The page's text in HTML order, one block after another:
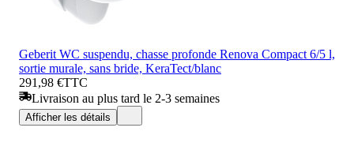
Geberit WC suspendu, chasse profonde Renova Compact 6/5 l,
sortie murale, sans bride, KeraTect/blanc
291,98 €TTC
Livraison au plus tard le 2-3 semaines
Afficher les détails